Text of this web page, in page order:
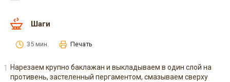
Шаги
35 мин. Печать
Нарезаем крупно баклажан и выкладываем в один слой на
противень, застеленный пергаментом, смазываем сверху